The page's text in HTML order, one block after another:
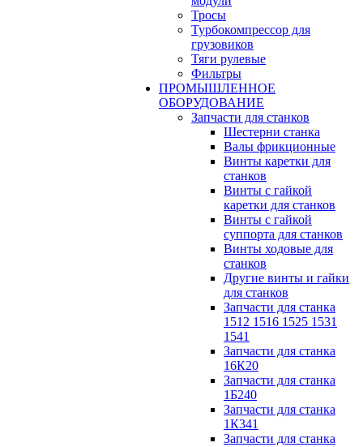
Тросы
Турбокомпрессор для
грузовиков
Тяги рулевые
Фильтры
ПРОМЫШЛЕННОЕ
ОБОРУДОВАНИЕ
Запчасти для станков
Шестерни станка
Валы фрикционные
Винты каретки для
станков
Винты с гайкой
каретки для станков
Винты с гайкой
суппорта для станков
Винты ходовые для
станков
Другие винты и гайки
для станков
Запчасти для станка
1512 1516 1525 1531
1541
Запчасти для станка
16К20
Запчасти для станка
1Б240
Запчасти для станка
1К341
Запчасти для станка